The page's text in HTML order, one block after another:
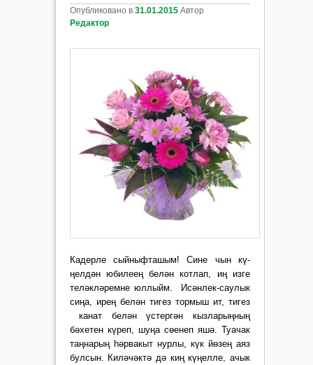
Опубликовано в 31.01.2015 Автор
Редактор
Кадерле сыйныфташым! Сине чын кү­
ңелдән юбилеең белән котлап, иң изге
теләк­ләремне юллыйм. Исәнлек-саулык
сиңа, ирең белән тигез тормыш ит, тигез
канат белән үстергән кызларыңның
бәхетен күреп, шуңа сөенеп яшә. Туачак
таңнарың һәрвакыт нурлы, күк йөзең аяз
булсын. Киләчәктә дә киң күңелле, ачык